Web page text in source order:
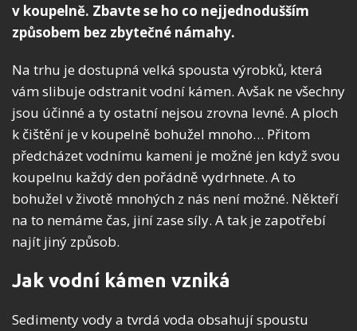
v koupelně. Zbavte se ho co nejjednodušším
způsobem bez zbytečné námahy.
Na trhu je dostupná velká spousta výrobků, která
vám slibuje odstranit vodní kámen. Avšak ne všechny
jsou účinné a ty ostatní nejsou zrovna levné. A ploch
k čištění je v koupelně bohužel mnoho… Přitom
předcházet vodnímu kameni je možné jen když svou
koupelnu každý den pořádně vydrhnete. A to
bohužel v životě mnohých z nás není možné. Někteří
na to nemáme čas, jiní zase síly. A tak je zapotřebí
najít jiný způsob.
Jak vodní kámen vzniká
Sedimenty vody a tvrdá voda obsahují spoustu